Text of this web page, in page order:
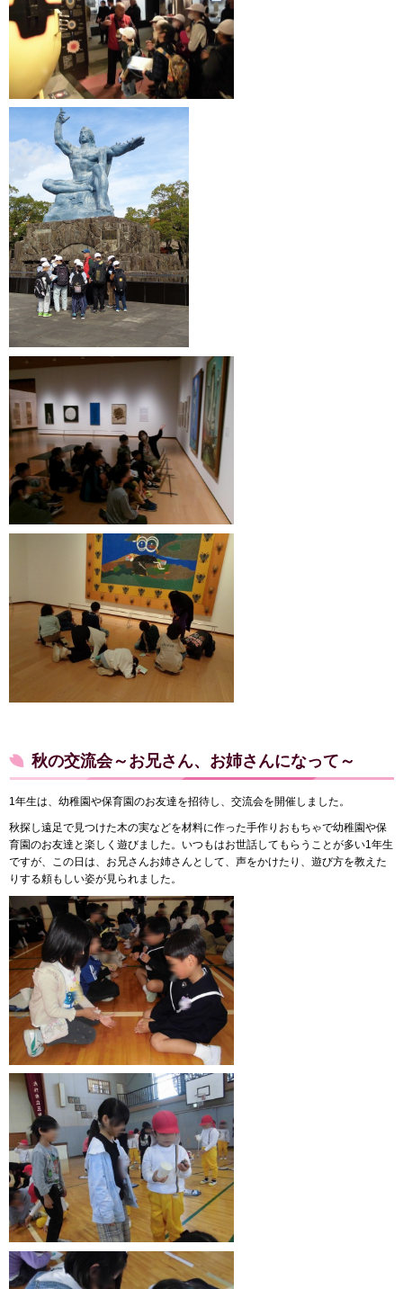
秋の交流会～お兄さん、お姉さんになって～
1年生は、幼稚園や保育園のお友達を招待し、交流会を開催しました。
秋探し遠足で見つけた木の実などを材料に作った手作りおもちゃで幼稚園や保
育園のお友達と楽しく遊びました。いつもはお世話してもらうことが多い1年生
ですが、この日は、お兄さんお姉さんとして、声をかけたり、遊び方を教えた
りする頼もしい姿が見られました。